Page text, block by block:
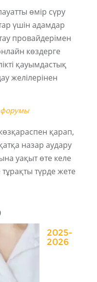
өмір сүру
үшін адамдар
провайдерімен
көздерге
қауымдастық
желілерінен
форумы
қарап,
назар аудару
уақыт өте келе
түрде жете
2025-
2026